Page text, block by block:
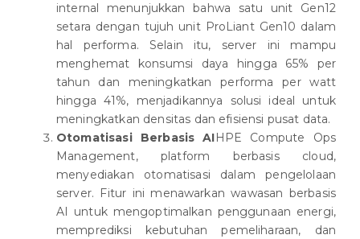
internal menunjukkan bahwa satu unit Gen12
setara dengan tujuh unit ProLiant Gen10 dalam
hal performa. Selain itu, server ini mampu
menghemat konsumsi daya hingga 65% per
tahun dan meningkatkan performa per watt
hingga 41%, menjadikannya solusi ideal untuk
meningkatkan densitas dan efisiensi pusat data.
Otomatisasi Berbasis AI HPE Compute Ops
Management, platform berbasis cloud,
menyediakan otomatisasi dalam pengelolaan
server. Fitur ini menawarkan wawasan berbasis
AI untuk mengoptimalkan penggunaan energi,
memprediksi kebutuhan pemeliharaan, dan